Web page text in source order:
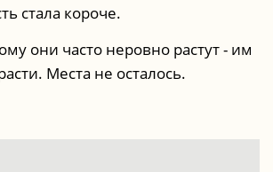
стала короче.
они часто неровно растут - им
Места не осталось.